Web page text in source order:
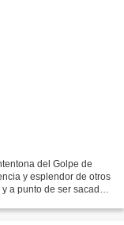
del Golpe de
y esplendor de otros
a punto de ser sacado